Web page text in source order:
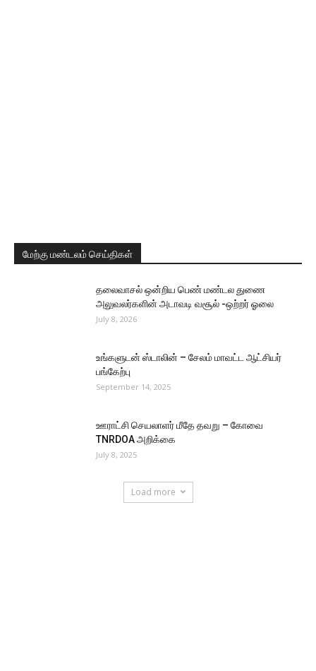
மேற்கு மண்டலம் செய்திகள்
தலைவாசல் ஒன்றிய பெண் மண்டல துணை
அலுவலர்களின் அடாவடி வசூல் -ஒற்றர் ஓலை
July 8, 2026
உங்களுடன் ஸ்டாலின் – சேலம் மாவட்ட ஆட்சியர்
பங்கேற்பு
September 14, 2025
ஊராட்சி செயலாளர் மீதே தவறு – கோவை
TNRDOA அறிக்கை
July 8, 2025
Load more